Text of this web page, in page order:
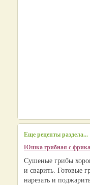
Еще рецепты раздела...
Юшка грибная с
Сушеные грибы
и сварить. Готовые
нарезать и